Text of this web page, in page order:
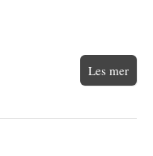
Les mer